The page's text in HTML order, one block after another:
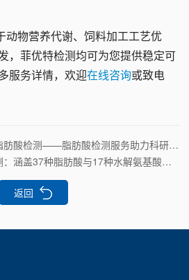
动物营养代谢、饲料加工工艺优
，菲优特检测均可为您提供稳定可
服务详情，欢迎在线咨询或致电
酸检测——脂肪酸检测服务助力科研分析
盖37种脂肪酸与17种水解氨基酸的鱼肌肉分析
返回